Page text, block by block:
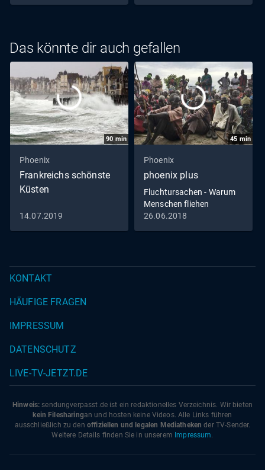
Das könnte dir auch gefallen
90 min
Phoenix
Frankreichs schönste
Küsten
14.07.2019
45 min
Phoenix
phoenix plus
Fluchtursachen - Warum
Menschen fliehen
26.06.2018
KONTAKT
HÄUFIGE FRAGEN
IMPRESSUM
DATENSCHUTZ
LIVE-TV-JETZT.DE
Hinweis: sendungverpasst.de ist ein redaktionelles Verzeichnis. Wir bieten
kein Filesharingan und hosten keine Videos. Alle Links führen
ausschließlich zu den offiziellen und legalen Mediatheken der TV-Sender.
Weitere Details finden Sie in unserem Impressum.